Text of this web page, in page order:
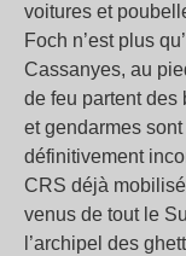
voitures et
Foch n’est plus
Cassanyes, au
de feu partent des
et gendarmes
définitivement
CRS déjà
venus de tout le
l’archipel des